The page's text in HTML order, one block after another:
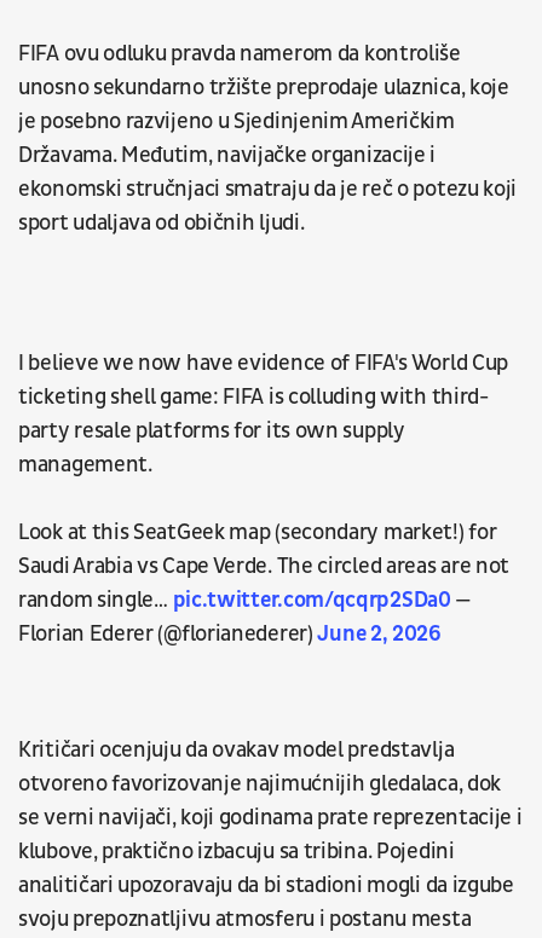
FIFA ovu odluku pravda namerom da kontroliše
unosno sekundarno tržište preprodaje ulaznica, koje
je posebno razvijeno u Sjedinjenim Američkim
Državama. Međutim, navijačke organizacije i
ekonomski stručnjaci smatraju da je reč o potezu koji
sport udaljava od običnih ljudi.
I believe we now have evidence of FIFA's World Cup
ticketing shell game: FIFA is colluding with third-
party resale platforms for its own supply
management.
Look at this SeatGeek map (secondary market!) for
Saudi Arabia vs Cape Verde. The circled areas are not
random single… pic.twitter.com/qcqrp2SDa0 —
Florian Ederer (@florianederer)June 2, 2026
Kritičari ocenjuju da ovakav model predstavlja
otvoreno favorizovanje najimućnijih gledalaca, dok
se verni navijači, koji godinama prate reprezentacije i
klubove, praktično izbacuju sa tribina. Pojedini
analitičari upozoravaju da bi stadioni mogli da izgube
svoju prepoznatljivu atmosferu i postanu mesta